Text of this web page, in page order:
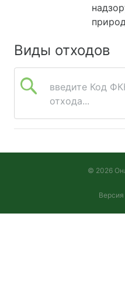
Виды отходов
введите Код
отхода...
© 2026